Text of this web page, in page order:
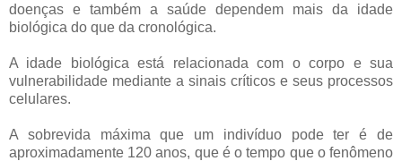
doenças e também a saúde dependem mais da idade
biológica do que da cronológica.
A idade biológica está relacionada com o corpo e sua
vulnerabilidade mediante a sinais críticos e seus processos
celulares.
A sobrevida máxima que um indivíduo pode ter é de
aproximadamente 120 anos, que é o tempo que o fenômeno